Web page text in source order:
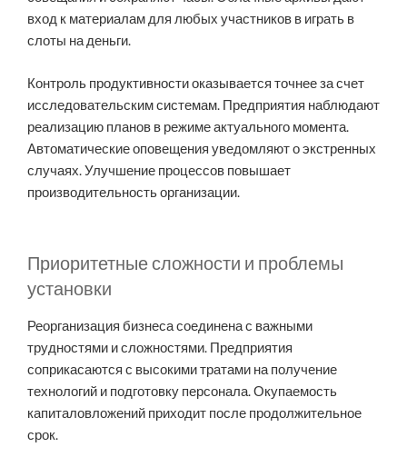
вход к материалам для любых участников в играть в
слоты на деньги.
Контроль продуктивности оказывается точнее за счет
исследовательским системам. Предприятия наблюдают
реализацию планов в режиме актуального момента.
Автоматические оповещения уведомляют о экстренных
случаях. Улучшение процессов повышает
производительность организации.
Приоритетные сложности и проблемы
установки
Реорганизация бизнеса соединена с важными
трудностями и сложностями. Предприятия
соприкасаются с высокими тратами на получение
технологий и подготовку персонала. Окупаемость
капиталовложений приходит после продолжительное
срок.